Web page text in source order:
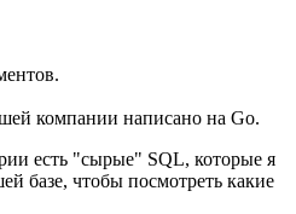
компании написано на Go.
есть "сырые" SQL, которые я
базе, чтобы посмотреть какие